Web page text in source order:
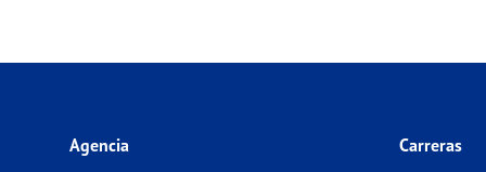
Agencia
Carreras